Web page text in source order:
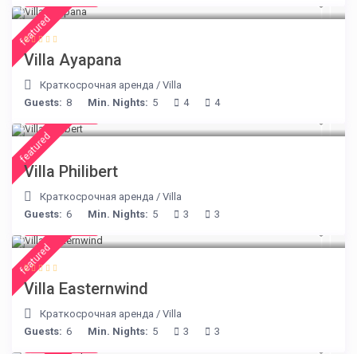
featured
Villa Ayapana
Краткосрочная аренда /Villa
Guests: 8 Min. Nights: 5 4 4
featured
Villa Philibert
Краткосрочная аренда /Villa
Guests: 6 Min. Nights: 5 3 3
featured
Villa Easternwind
Краткосрочная аренда /Villa
Guests: 6 Min. Nights: 5 3 3